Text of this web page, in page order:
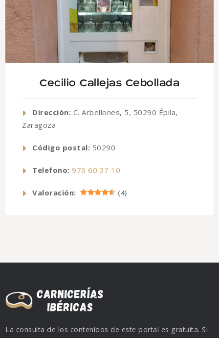
Cecilio Callejas Cebollada
Dirección: C. Arbellones, 5, 50290 Épila,
Zaragoza
Código postal: 50290
Telefono: 976 60 37 10
Valoración: (4)
La consulta de los contenidos de este portal es gratuita. Si